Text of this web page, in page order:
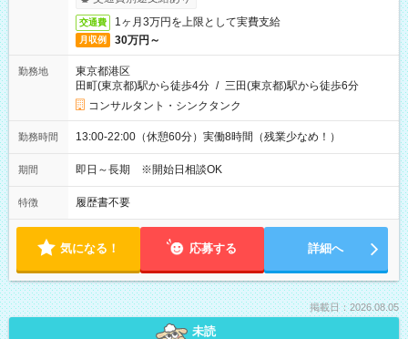
交通費 1ヶ月3万円を上限として実費支給
月収例 30万円～
勤務地
東京都港区
田町(東京都)駅から徒歩4分 / 三田(東京都)駅から徒歩6分
コンサルタント・シンクタンク
勤務時間 13:00-22:00（休憩60分）実働8時間（残業少なめ！）
期間 即日～長期 ※開始日相談OK
特徴 履歴書不要
気になる！ 応募する 詳細へ
掲載日：2026.08.05
未読